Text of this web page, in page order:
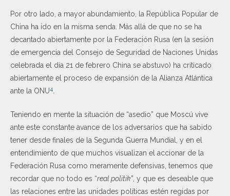
Por otro lado, a mayor abundamiento, la República Popular de
China ha ido en la misma senda. Más allá de que no se ha
decantado abiertamente por la Federación Rusa (en la sesión
de emergencia del Consejo de Seguridad de Naciones Unidas
celebrada el día 21 de febrero China se abstuvo) ha criticado
abiertamente el proceso de expansión de la Alianza Atlántica
ante la ONU4
Teniendo en mente la situación de “asedio” que Moscú vive
ante este constante avance de los adversarios que ha sabido
tener desde finales de la Segunda Guerra Mundial, y en el
entendimiento de que muchos visualizan el accionar de la
Federación Rusa como meramente defensivas, tenemos que
recordar que no todo es “real politik”, y que es deseable que
las relaciones entre las unidades políticas estén regidas por